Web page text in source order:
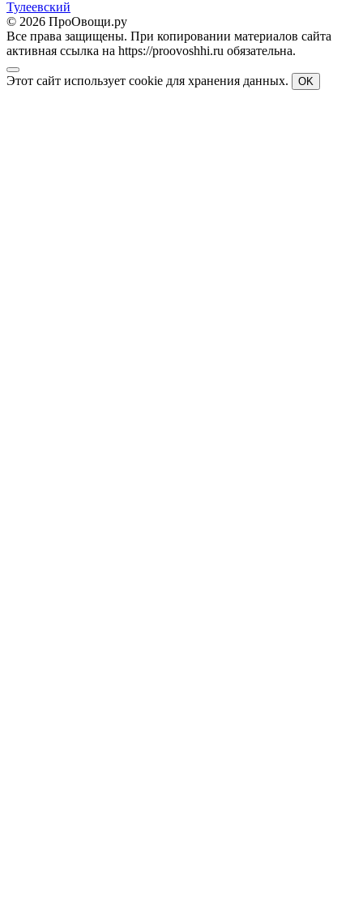
Тулеевский
© 2026 ПроОвощи.ру
Все права защищены. При копировании материалов сайта
активная ссылка на https://proovoshhi.ru обязательна.
Этот сайт использует cookie для хранения данных. OK